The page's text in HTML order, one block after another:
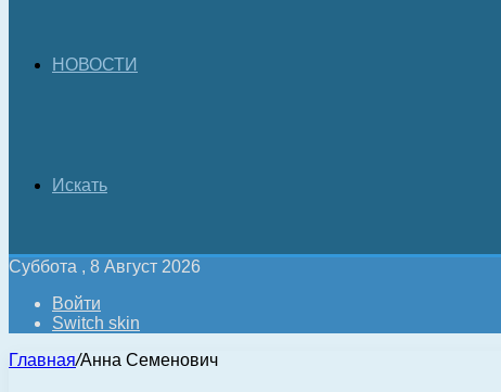
НОВОСТИ
Искать
Суббота , 8 Август 2026
Войти
Switch skin
Главная/Анна Семенович